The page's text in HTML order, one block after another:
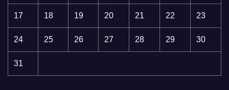
17 18 19 20 21 22 23
24 25 26 27 28 29 30
31